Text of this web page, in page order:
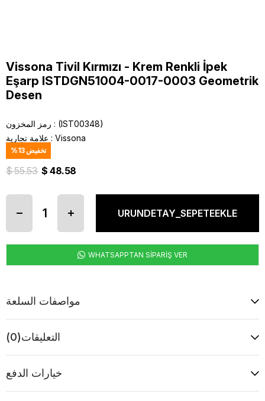
Vissona Tivil Kırmızı - Krem Renkli İpek
Eşarp ISTDGN51004-0017-0003 Geometrik
Desen
رمز المخزون
(IST00348)
علامة تجارية : Vissona
%13تخفيض
$ 55.53 $ 48.58
WHATSAPPTAN SİPARİŞ VER
مواصفات السلعة
التعليقات(0)
خيارات الدفع